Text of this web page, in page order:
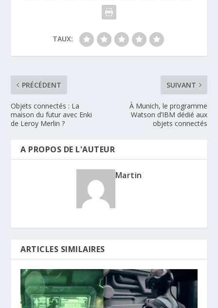
TAUX:
PRÉCÉDENT
Objets connectés : La
maison du futur avec Enki
de Leroy Merlin ?
SUIVANT
À Munich, le programme
Watson d’IBM dédié aux
objets connectés
A PROPOS DE L'AUTEUR
Martin
ARTICLES SIMILAIRES